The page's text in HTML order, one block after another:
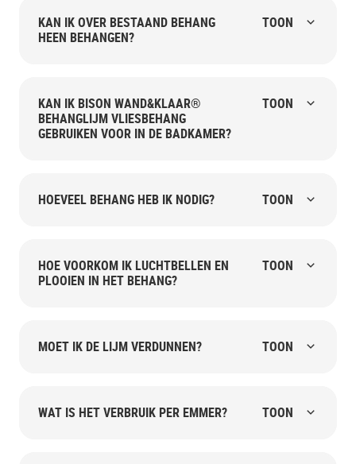
KAN IK OVER BESTAAND BEHANG
HEEN BEHANGEN?
TOON
KAN IK BISON WAND&KLAAR®
BEHANGLIJM VLIESBEHANG
GEBRUIKEN VOOR IN DE BADKAMER?
TOON
HOEVEEL BEHANG HEB IK NODIG? TOON
HOE VOORKOM IK LUCHTBELLEN EN
PLOOIEN IN HET BEHANG?
TOON
MOET IK DE LIJM VERDUNNEN? TOON
WAT IS HET VERBRUIK PER EMMER? TOON